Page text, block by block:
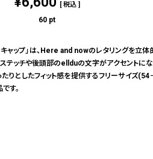
税込
60 pt
キャップ」は、Here and nowのレタリングを立
テッチや後頭部のellduの文字がアクセントにな
りとしたフィット感を提供するフリーサイズ(54
す。